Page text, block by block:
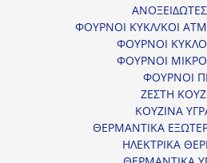
ΦΟΥΡΝΟΙ ΚΥΚΛ/ΚΟΙ
ΦΟΥΡΝΟΙ
ΦΟΥΡΝΟΙ
ΦΟΥΡΝΟΙ
ΖΕΣΤΗ
ΚΟΥΖΙΝΑ
ΘΕΡΜΑΝΤΙΚΑ
ΗΛΕΚΤΡΙΚΑ